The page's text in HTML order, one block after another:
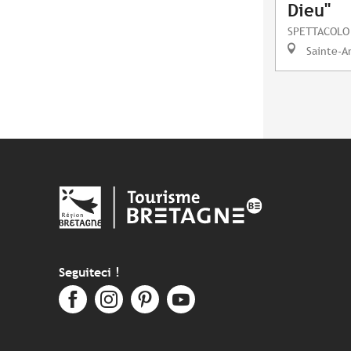
Dieu"
SPETTACOLO
Sainte-
Seguiteci !